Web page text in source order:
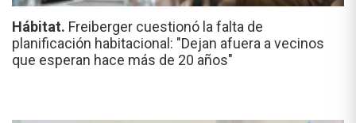
Hábitat. Freiberger cuestionó la falta de
planificación habitacional: "Dejan afuera a vecinos
que esperan hace más de 20 años"